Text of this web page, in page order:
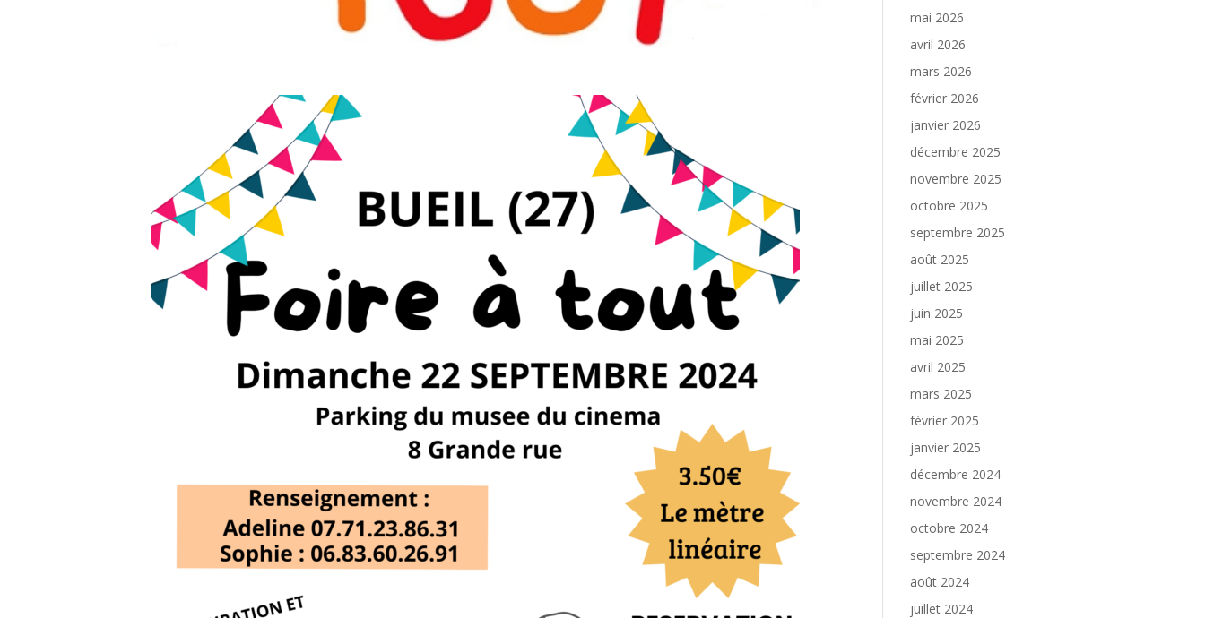
mai 2026
avril 2026
mars 2026
février 2026
janvier 2026
décembre 2025
novembre 2025
octobre 2025
septembre 2025
août 2025
juillet 2025
juin 2025
mai 2025
avril 2025
mars 2025
février 2025
janvier 2025
décembre 2024
novembre 2024
octobre 2024
septembre 2024
août 2024
juillet 2024